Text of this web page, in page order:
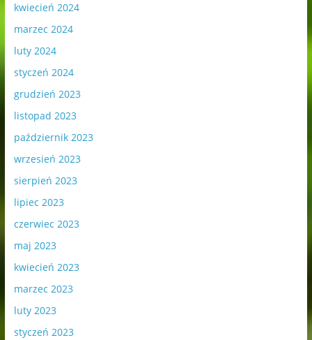
kwiecień 2024
marzec 2024
luty 2024
styczeń 2024
grudzień 2023
listopad 2023
październik 2023
wrzesień 2023
sierpień 2023
lipiec 2023
czerwiec 2023
maj 2023
kwiecień 2023
marzec 2023
luty 2023
styczeń 2023